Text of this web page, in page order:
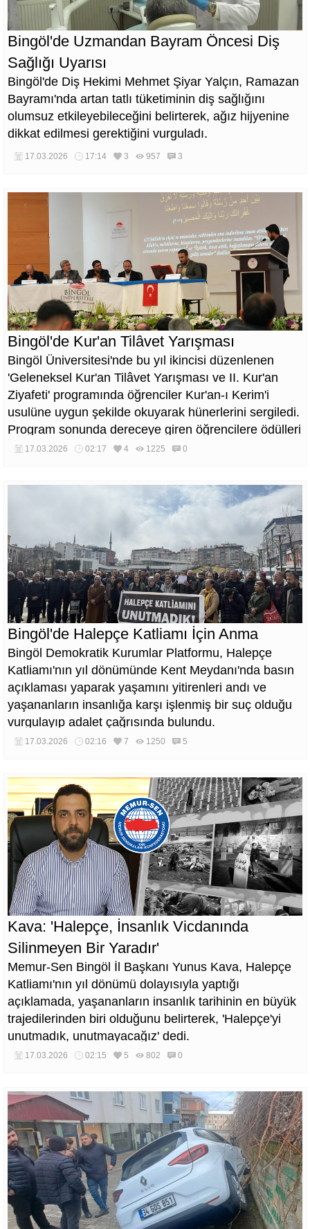
Bingöl'de Uzmandan Bayram Öncesi Diş
Sağlığı Uyarısı
Bingöl'de Diş Hekimi Mehmet Şiyar Yalçın, Ramazan
Bayramı'nda artan tatlı tüketiminin diş sağlığını
olumsuz etkileyebileceğini belirterek, ağız hijyenine
dikkat edilmesi gerektiğini vurguladı.
17.03.2026 17:14 3 957 3
Bingöl'de Kur'an Tilâvet Yarışması
Bingöl Üniversitesi'nde bu yıl ikincisi düzenlenen
'Geleneksel Kur'an Tilâvet Yarışması ve II. Kur'an
Ziyafeti' programında öğrenciler Kur'an-ı Kerim'i
usulüne uygun şekilde okuyarak hünerlerini sergiledi.
Program sonunda dereceye giren öğrencilere ödülleri
verildi.
17.03.2026 02:17 4 1225 0
Bingöl'de Halepçe Katliamı İçin Anma
Bingöl Demokratik Kurumlar Platformu, Halepçe
Katliamı'nın yıl dönümünde Kent Meydanı'nda basın
açıklaması yaparak yaşamını yitirenleri andı ve
yaşananların insanlığa karşı işlenmiş bir suç olduğu
vurgulayıp adalet çağrısında bulundu.
17.03.2026 02:16 7 1250 5
Kava: 'Halepçe, İnsanlık Vicdanında
Silinmeyen Bir Yaradır'
Memur-Sen Bingöl İl Başkanı Yunus Kava, Halepçe
Katliamı'nın yıl dönümü dolayısıyla yaptığı
açıklamada, yaşananların insanlık tarihinin en büyük
trajedilerinden biri olduğunu belirterek, 'Halepçe'yi
unutmadık, unutmayacağız' dedi.
17.03.2026 02:15 5 802 0